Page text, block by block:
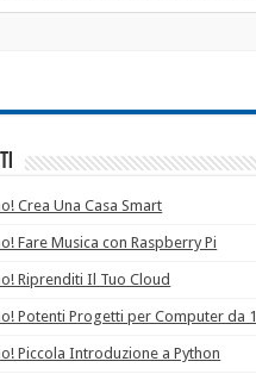
Crea Una Casa Smart
Fare Musica con Raspberry Pi
Riprenditi Il Tuo Cloud
Potenti Progetti per Computer da
Piccola Introduzione a Python